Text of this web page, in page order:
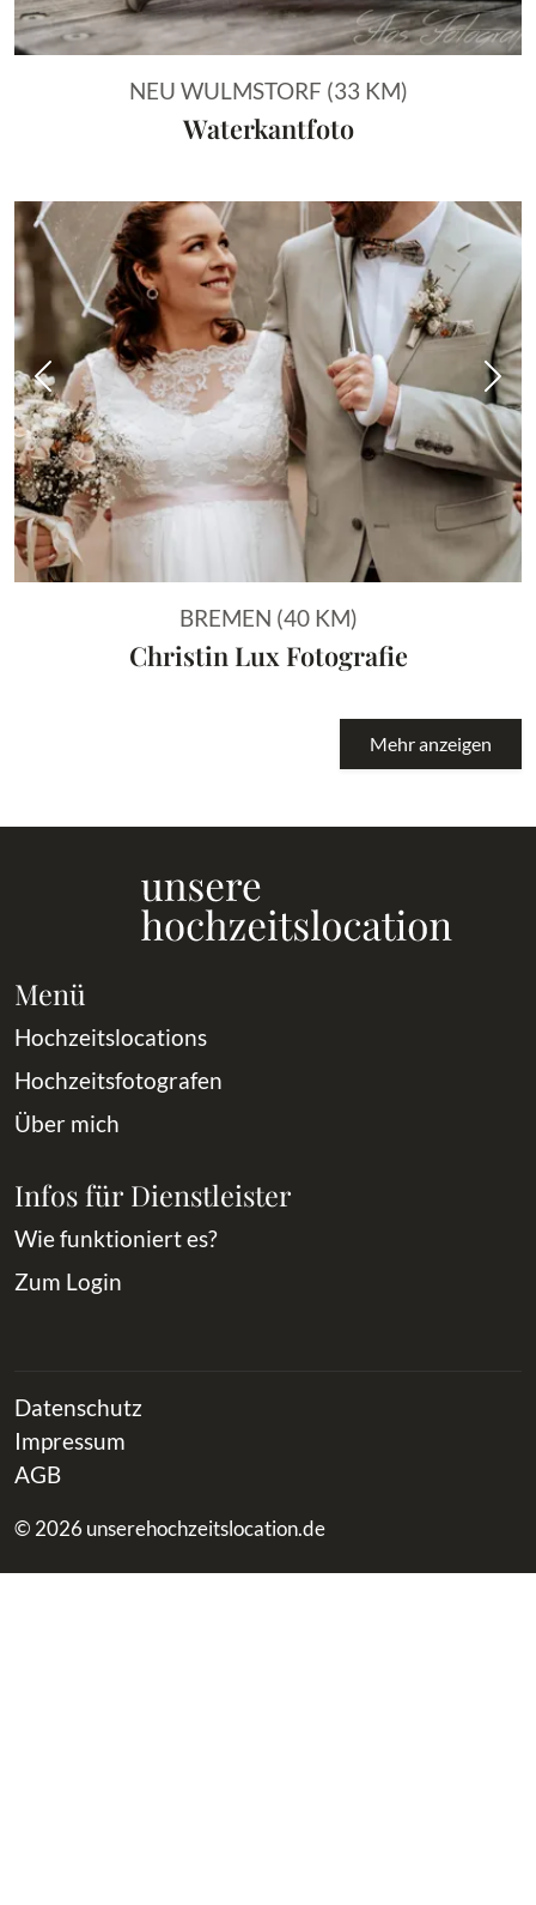
NEU WULMSTORF (33 KM)
Waterkantfoto
Vorheriges Bild
BREMEN (40 KM)
Christin Lux Fotografie
Mehr anzeigen
Menü
Hochzeitslocations
Hochzeitsfotografen
Über mich
Infos für Dienstleister
Wie funktioniert es?
Zum Login
Datenschutz
Impressum
AGB
© 2026 unserehochzeitslocation.de